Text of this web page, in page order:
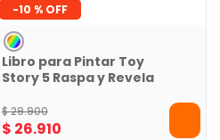
-10 %
Libro para Pintar Toy
Story 5 Raspa y Revela
$29.900
$ 26.910